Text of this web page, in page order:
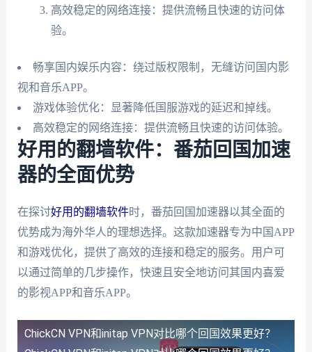
高效稳定的网络连接：提供流畅且快速的访问体
验。
畅享国内娱乐内容：绕过版权限制，无缝访问国内影
视和音乐APP。
游戏体验优化：显著降低国服游戏的延迟和掉线。
高效稳定的网络连接：提供流畅且快速的访问体验。
好用的翻墙软件：番茄回国加速
器的全面优势
在探讨好用的翻墙软件时，番茄回国加速器以其全面的
优势成为海外华人的理想选择。这款加速器专为中国APP
和游戏优化，提供了高效的连接和稳定的服务。用户可
以通过简单的几步操作，快速且安全地访问其国内喜爱
的影视APP和音乐APP。
ChickCN VPN和initap VPN对比哪个回国效果更好？